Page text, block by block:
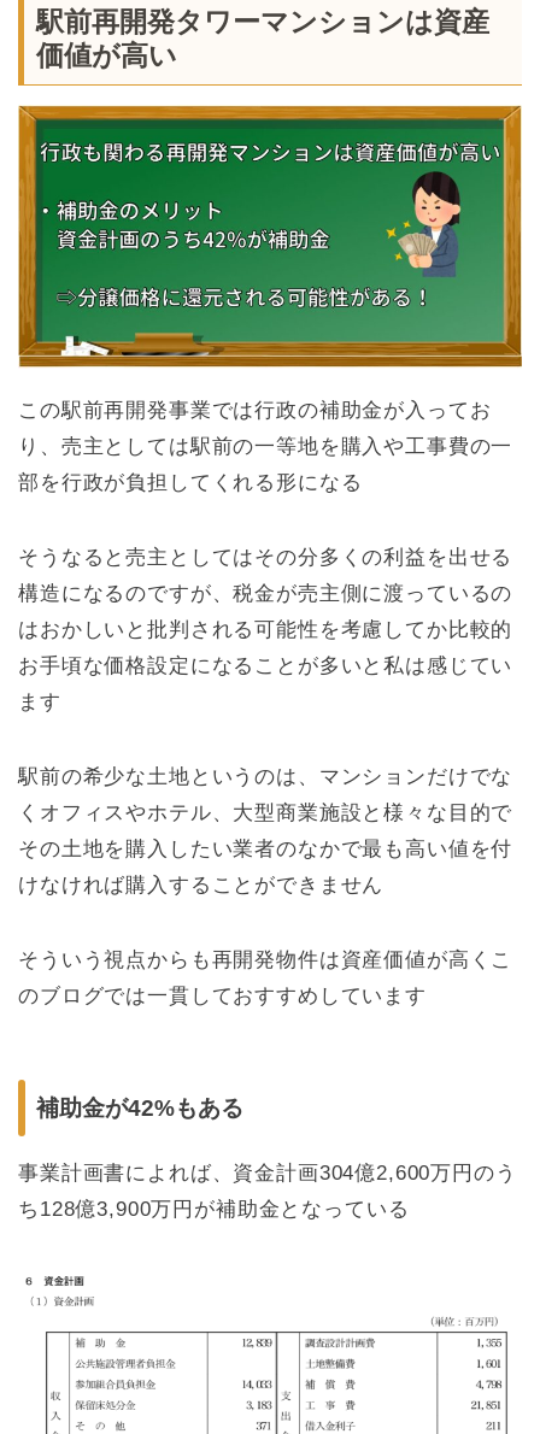
駅前再開発タワーマンションは資産
価値が高い
この駅前再開発事業では行政の補助金が入ってお
り、売主としては駅前の一等地を購入や工事費の一
部を行政が負担してくれる形になる
そうなると売主としてはその分多くの利益を出せる
構造になるのですが、税金が売主側に渡っているの
はおかしいと批判される可能性を考慮してか比較的
お手頃な価格設定になることが多いと私は感じてい
ます
駅前の希少な土地というのは、マンションだけでな
くオフィスやホテル、大型商業施設と様々な目的で
その土地を購入したい業者のなかで最も高い値を付
けなければ購入することができません
そういう視点からも再開発物件は資産価値が高くこ
のブログでは一貫しておすすめしています
補助金が42%もある
事業計画書によれば、資金計画304億2,600万円のう
ち128億3,900万円が補助金となっている